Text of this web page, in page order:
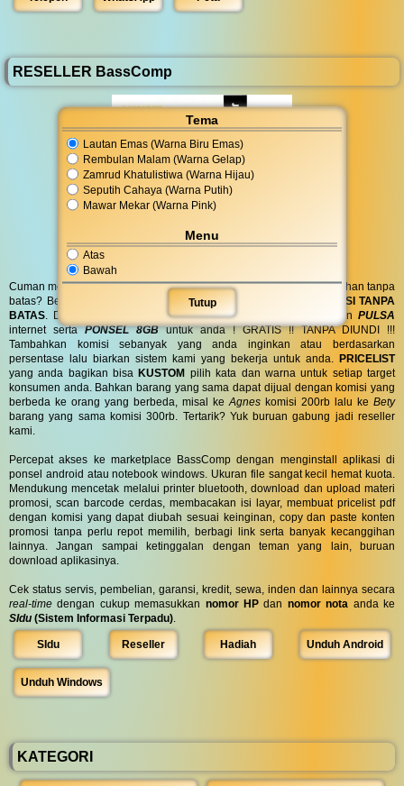
Tema
Lautan Emas (Warna Biru Emas)
Rembulan Malam (Warna Gelap)
Zamrud Khatulistiwa (Warna Hijau)
Seputih Cahaya (Warna Putih)
Mawar Mekar (Warna Pink)
Menu
Atas
Bawah
Tutup
RESELLER BassComp
Cuman modal posting di media sosial bisa dapat penghasilan tambahan tanpa
batas? Bergabung menjadi
RESELLERkami serta dapatkan
KOMISI TANPA
BATAS . Dapatkan BINGKISAN PARCELdi hari spesial anda danPULSA
internet sertaPONSEL 8GBuntuk anda ! GRATIS !! TANPA DIUNDI !!!
Tambahkan komisi sebanyak yang anda inginkan atau berdasarkan
persentase lalu biarkan sistem kami yang bekerja untuk anda. PRICELIST
yang anda bagikan bisaKUSTOM pilih kata dan warna untuk setiap target
konsumen anda. Bahkan barang yang sama dapat dijual dengan komisi yang
berbeda ke orang yang berbeda, misal ke Agnes komisi 200rb lalu ke Bety
barang yang sama komisi 300rb. Tertarik? Yuk buruan gabung jadi reseller
kami.
Percepat akses ke marketplace BassComp dengan menginstall aplikasi di
ponsel android atau notebook windows. Ukuran file sangat kecil hemat kuota.
Mendukung mencetak melalui printer bluetooth, download dan upload materi
promosi, scan barcode cerdas, membacakan isi layar, membuat pricelist pdf
dengan komisi yang dapat diubah sesuai keinginan, copy dan paste konten
promosi tanpa perlu repot memilih, berbagi link serta banyak kecanggihan
lainnya. Jangan sampai ketinggalan dengan teman yang lain, buruan
download aplikasinya.
Cek status servis, pembelian, garansi, kredit, sewa, inden dan lainnya secara
real-time dengan cukup memasukkan nomor HP dan nomor nota anda ke
SIdu (Sistem Informasi Terpadu)
SIdu Reseller Hadiah Unduh Android
Unduh Windows
KATEGORI